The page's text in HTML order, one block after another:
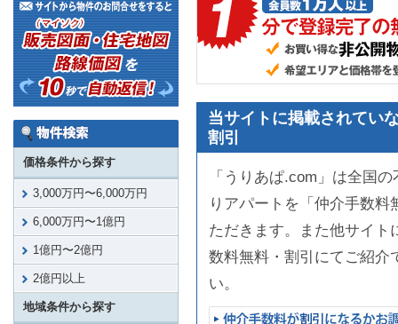
価格条件から探す
3,000万円〜6,000万円
6,000万円〜1億円
1億円〜2億円
2億円以上
地域条件から探す
当サイトに掲載されてい
割引
「うりあぱ.com」は全国
りアパートを「仲介手数
ただきます。また他サイト
数料無料・割引にてご紹介
い。